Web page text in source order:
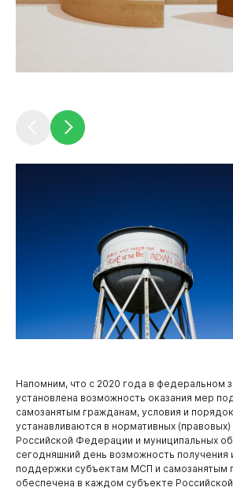
Напомним, что с 2020 года в федеральном
установлена возможность оказания мер
самозанятым гражданам, условия и
устанавливаются в нормативных (правовых)
Российской Федерации и муниципальных
сегодняшний день возможность
поддержки субъектам МСП и самозанятым
обеспечена в каждом субъекте